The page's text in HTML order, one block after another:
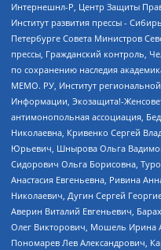
Интернешнл-Р, Центр Защиты
Институт развития прессы -
Петербурге Совета Министров
прессы, Гражданский контроль,
по сохранению наследия
МЕМО. РУ, Институт
Информации, Экозащита!-
антимонопольная ассоциация,
Николаевна, Кривенко Сергей
Юрьевич, Шнырова Ольга
Сидорович Ольга Борисовна,
Анастасия Евгеньевна, Ривина
Николаевич, Дугин Сергей
Аверин Виталий Евгеньевич,
Олег Викторович, Мошель Ирина
Пономарев Лев Александрович,